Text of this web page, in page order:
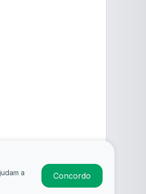
a
Concordo